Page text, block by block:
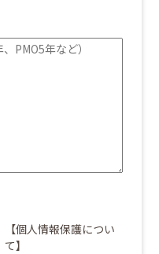
【個人情報保護につい
て】